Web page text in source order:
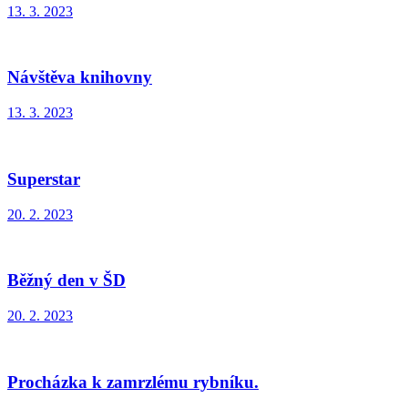
13. 3. 2023
Návštěva knihovny
13. 3. 2023
Superstar
20. 2. 2023
Běžný den v ŠD
20. 2. 2023
Procházka k zamrzlému rybníku.